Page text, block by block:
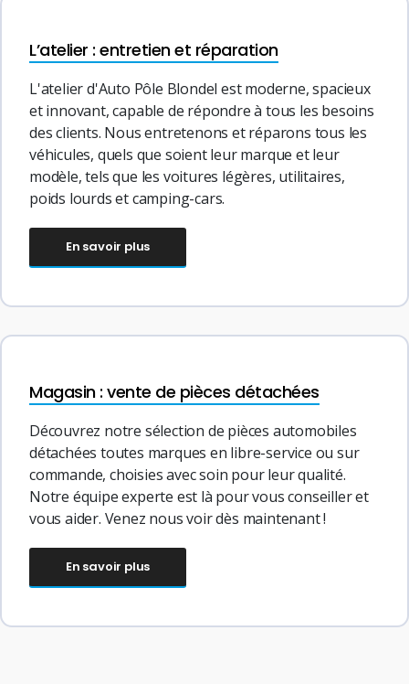
L’atelier : entretien et réparation
L'atelier d'Auto Pôle Blondel est moderne, spacieux
et innovant, capable de répondre à tous les besoins
des clients. Nous entretenons et réparons tous les
véhicules, quels que soient leur marque et leur
modèle, tels que les voitures légères, utilitaires,
poids lourds et camping-cars.
En savoir plus
Magasin : vente de pièces détachées
Découvrez notre sélection de pièces automobiles
détachées toutes marques en libre-service ou sur
commande, choisies avec soin pour leur qualité.
Notre équipe experte est là pour vous conseiller et
vous aider. Venez nous voir dès maintenant !
En savoir plus